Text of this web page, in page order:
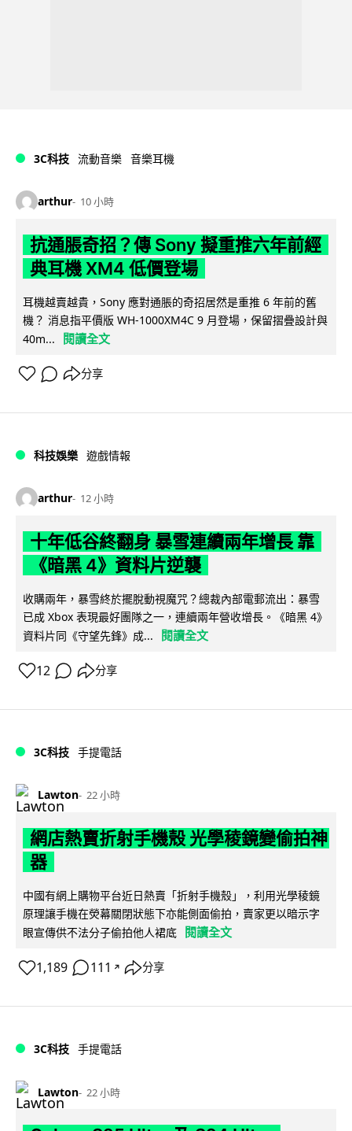
3C科技 流動音樂 音樂耳機
arthur 10 小時
抗通脹奇招？傳 Sony 擬重推六年前經
典耳機 XM4 低價登場
耳機越賣越貴，Sony 應對通脹的奇招居然是重推 6 年前的舊
機？ 消息指平價版 WH-1000XM4C 9 月登場，保留摺疊設計與
40m...
閱讀全文
分享
科技娛樂 遊戲情報
arthur 12 小時
十年低谷終翻身 暴雪連續兩年增長 靠
《暗黑 4》資料片逆襲
收購兩年，暴雪終於擺脫動視魔咒？總裁內部電郵流出：暴雪
已成 Xbox 表現最好團隊之一，連續兩年營收增長。《暗黑 4》
資料片同《守望先鋒》成...
閱讀全文
12 分享
3C科技 手提電話
Lawton 22 小時
網店熱賣折射手機殼 光學稜鏡變偷拍神
器
中國有網上購物平台近日熱賣「折射手機殼」，利用光學稜鏡
原理讓手機在熒幕關閉狀態下亦能側面偷拍，賣家更以暗示字
眼宣傳供不法分子偷拍他人裙底 閱讀全文
1,189 111 ↗ 分享
3C科技 手提電話
Lawton 22 小時